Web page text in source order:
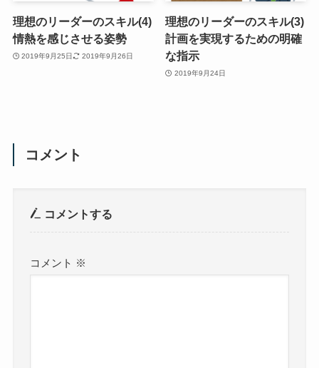
理想のリーダーのスキル(4)
情熱を感じさせる姿勢
2019年9月25日 2019年9月26日
理想のリーダーのスキル(3)
計画を実現するための明確
な指示
2019年9月24日
コメント
コメントする
コメント ※